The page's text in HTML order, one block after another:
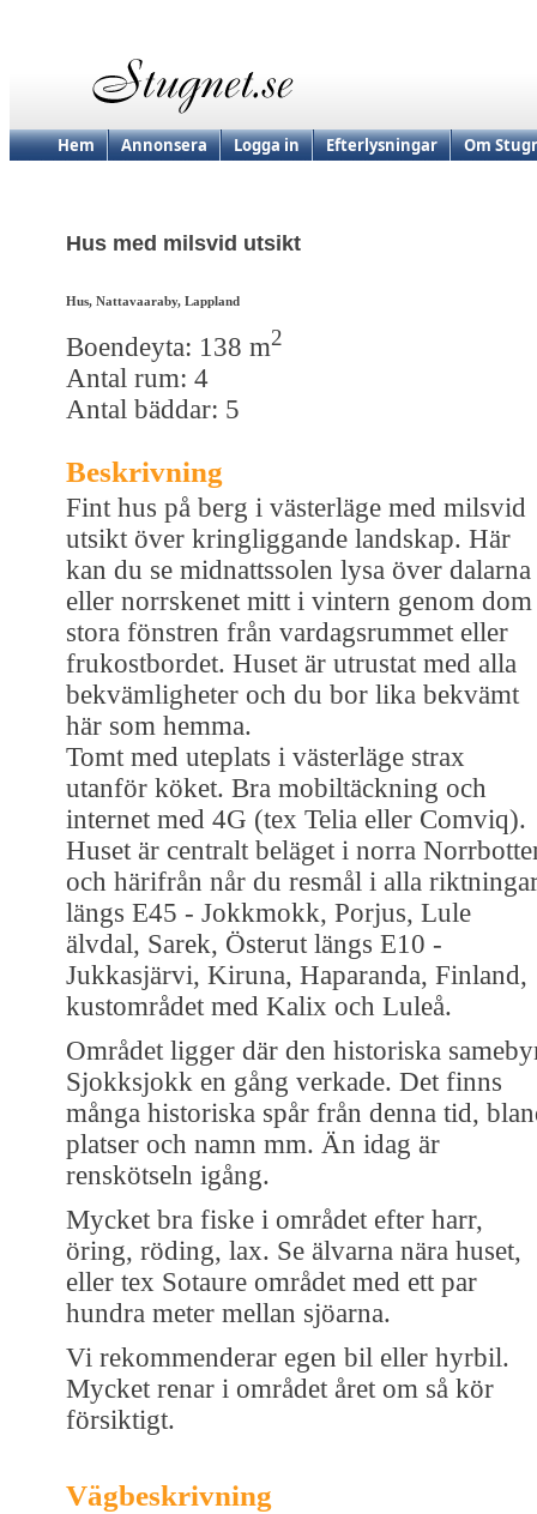
Hem Annonsera Logga in Efterlysningar Om
Hus med milsvid utsikt
Hus, Nattavaaraby, Lappland
Boendeyta: 138 m2
Antal rum: 4
Antal bäddar: 5
Beskrivning
Fint hus på berg i västerläge med milsvid
utsikt över kringliggande landskap. Här
kan du se midnattssolen lysa över dalarna
eller norrskenet mitt i vintern genom dom
stora fönstren från vardagsrummet eller
frukostbordet. Huset är utrustat med alla
bekvämligheter och du bor lika bekvämt
här som hemma.
Tomt med uteplats i västerläge strax
utanför köket. Bra mobiltäckning och
internet med 4G (tex Telia eller Comviq).
Huset är centralt beläget i norra
och härifrån når du resmål i alla
längs E45 - Jokkmokk, Porjus, Lule
älvdal, Sarek, Österut längs E10 -
Jukkasjärvi, Kiruna, Haparanda, Finland,
kustområdet med Kalix och Luleå.
Området ligger där den historiska
Sjokksjokk en gång verkade. Det finns
många historiska spår från denna tid,
platser och namn mm. Än idag är
renskötseln igång.
Mycket bra fiske i området efter harr,
öring, röding, lax. Se älvarna nära huset,
eller tex Sotaure området med ett par
hundra meter mellan sjöarna.
Vi rekommenderar egen bil eller hyrbil.
Mycket renar i området året om så kör
försiktigt.
Vägbeskrivning